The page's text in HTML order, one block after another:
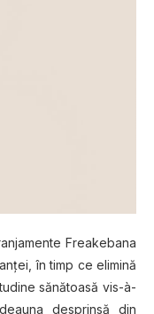
Freakebana
în timp ce elimină
sănătoasă vis-à-
desprinsă din